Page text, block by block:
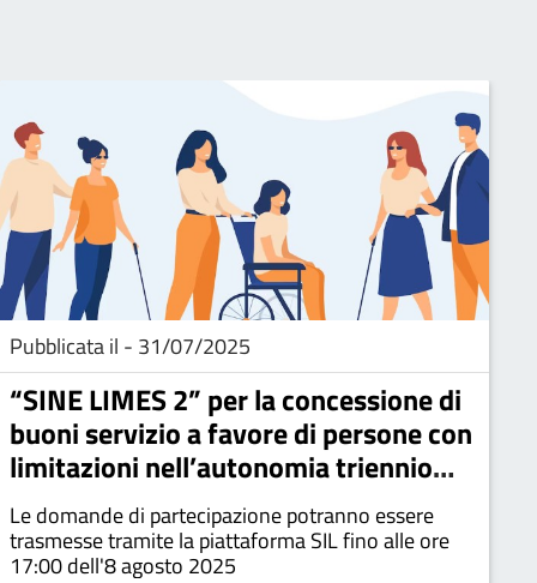
Pubblicata il - 31/07/2025
“SINE LIMES 2” per la concessione di
buoni servizio a favore di persone con
limitazioni nell’autonomia triennio
2024-2026
Le domande di partecipazione potranno essere
trasmesse tramite la piattaforma SIL fino alle ore
17:00 dell'8 agosto 2025